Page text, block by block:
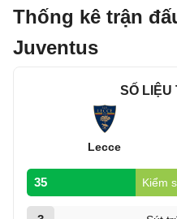
Thống kê trận
Juventus
SỐ LIỆU
Lecce
35 Kiểm